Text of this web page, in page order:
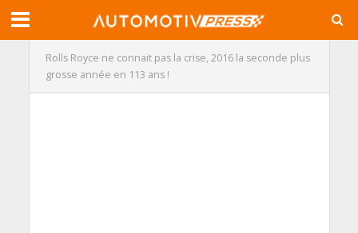
Rolls Royce ne connait pas la crise, 2016 la seconde plus
grosse année en 113 ans !